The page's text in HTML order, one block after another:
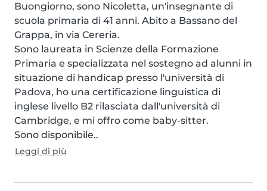
Buongiorno, sono Nicoletta, un'insegnante di
scuola primaria di 41 anni. Abito a Bassano del
Grappa, in via Cereria.
Sono laureata in Scienze della Formazione
Primaria e specializzata nel sostegno ad alunni in
situazione di handicap presso l'università di
Padova, ho una certificazione linguistica di
inglese livello B2 rilasciata dall'università di
Cambridge, e mi offro come baby-sitter.
Sono disponibile..
Leggi di più